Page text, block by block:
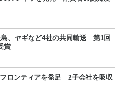
島、ヤギなど4社の共同輸送 第1回
賞
ロンティアを発足 2子会社を吸収